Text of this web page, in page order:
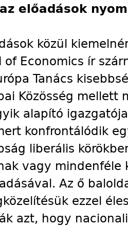
előadások
közül
of Economics ír
Tanács
Közösség mellett
alapító
konfrontálódik
liberális
vagy mindenféle
Az ő
ezzel
azt, hogy